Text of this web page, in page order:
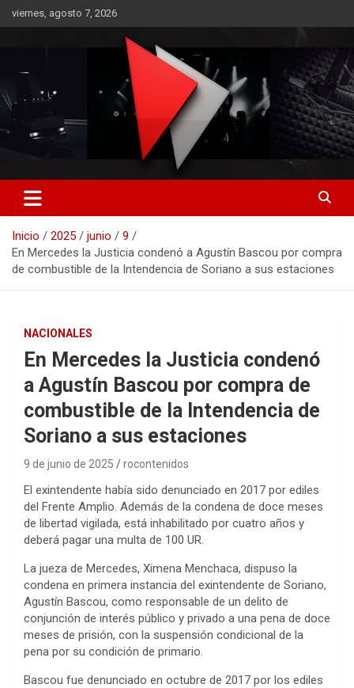
Saltar
al
viernes, agosto 7, 2026
RO CONTENIDOS
Inicio 2025 junio
9
En Mercedes la Justicia condenó a Agustín Bascou por compra
de combustible de la Intendencia de Soriano a sus estaciones
NACIONALES
En Mercedes la Justicia condenó
a Agustín Bascou por compra de
combustible de la Intendencia de
Soriano a sus estaciones
9 de junio de 2025 rocontenidos
El exintendente había sido denunciado en 2017 por ediles
del Frente Amplio. Además de la condena de doce meses
de libertad vigilada, está inhabilitado por cuatro años y
deberá pagar una multa de 100 UR.
La jueza de Mercedes, Ximena Menchaca, dispuso la
condena en primera instancia del exintendente de Soriano,
Agustín Bascou, como responsable de un delito de
conjunción de interés público y privado a una pena de doce
meses de prisión, con la suspensión condicional de la
pena por su condición de primario.
Bascou fue denunciado en octubre de 2017 por los ediles